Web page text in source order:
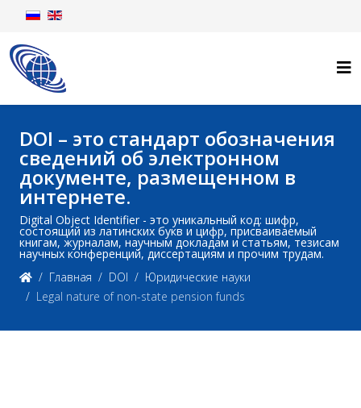
DOI – это стандарт обозначения
сведений об электронном
документе, размещенном в
интернете.
Digital Object Identifier - это уникальный код: шифр,
состоящий из латинских букв и цифр, присваиваемый
книгам, журналам, научным докладам и статьям, тезисам
научных конференций, диссертациям и прочим трудам.
Главная
DOI
Юридические науки
Legal nature of non-state pension funds